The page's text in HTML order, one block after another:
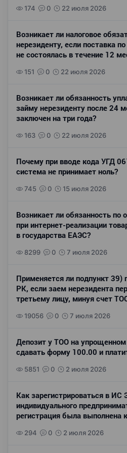
174 0 22 июля 2026
Возникает ли налоговое
нерезиденту, если поставка
не состоялась в течение 12
151 0 22 июля 2026
Возникает ли обязанность
займу нерезиденту после 24
заключен на три года?
163 0 22 июля 2026
Почему при вводе кода УГД
система не принимает ноль?
745 0 15 июля 2026
Возникает ли обязанность
при интернет-реализации
в государства ЕАЭС?
8299 0 7 июля 2026
Применяется ли подпункт 39)
РК, если заем нерезидента
третьему лицу, минуя счет
19056 0 7 июля 2026
Депозит у ТОО на
сдавать форму 100.00 и
5851 0 2 июля 2026
Как зарегистрироваться в ИС
индивидуального
регистрация была выполнена
294 0 2 июля 2026